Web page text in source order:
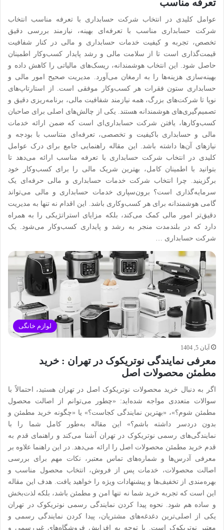
تعرفه مناسب
عوامل کلیدی در انتخاب شرکت حسابداری با تعرفه مناسب انتخاب
شرکت حسابداری مناسب با تعرفه‌ای بهینه، نیازمند بررسی دقیق
تخصص، تجربه و کیفیت خدمات حسابداری و مالی در کنار شفافیت
قیمت‌گذاری است تا از سلامت مالی و رشد پایدار کسب‌وکار اطمینان
حاصل شود. این انتخاب هوشمندانه، ریسک‌های مالیاتی را کاهش داده و
بهینه‌سازی هزینه‌ها را به ارمغان می‌آورد. مدیریت صحیح امور مالی و
حسابداری ستون فقرات هر کسب‌وکار موفقی است. از استارتاپ‌های
نوپا تا شرکت‌های بزرگ، همه نیازمند شفافیت مالی، برنامه‌ریزی دقیق و
تصمیم‌گیری‌های هوشمندانه هستند. یکی از چالش‌های اصلی برای صاحبان
کسب‌وکارها، یافتن شرکت حسابداری‌ای است که ضمن ارائه خدمات
مالی و حسابداری باکیفیت و تخصصی، تعرفه‌ای متناسب با بودجه و
نیازهای آن‌ها داشته باشد. این مقاله راهنمایی جامع برای درک عوامل
کلیدی در انتخاب شرکت حسابداری با تعرفه مناسب ارائه می‌دهد تا
بتوانید با اطمینان کامل، بهترین شریک مالی را برای کسب‌وکار خود
برگزینید. چرا انتخاب شرکت خدمات حسابداری و مالی حرفه‌ای یک
سرمایه‌گذاری است؟ برون‌سپاری خدمات حسابداری و مالی می‌تواند
گامی هوشمندانه برای هر کسب‌وکاری باشد. این اقدام نه تنها به مدیریت
دقیق‌تر امور مالی کمک می‌کند، بلکه مزایای استراتژیکی را به همراه
دارد که در بلندمدت منجر به رشد و پایداری کسب‌وکار می‌شود. یک
شرکت حسابداری …
لوازم خانگی
آبان 5, 1404
معرفی نمایندگی نوتریکوک در تهران : خرید
مطمئن محصولات اصل
اگر به دنبال خرید محصولات نوتریکوک اصل در تهران هستید، احتمالاً با
سوالات متعددی مواجه شده‌اید: «چطور می‌توانم از اصالت محصول
مطمئن شوم؟»، «بهترین نمایندگی کجاست؟» یا «چگونه خرید مطمئن و
بدون دردسر داشته باشم؟» این مقاله به‌طور کامل شما را با
نمایندگی‌های رسمی نوتریکوک در تهران آشنا می‌کند و راهنمای قدم به
قدم خرید مطمئن محصولات اصل را ارائه می‌دهد. در این راهنما علاوه بر
معرفی آدرس‌ها و شماره‌های تماس معتبر، نکات مهم برای بررسی
اصالت محصولات، خدمات پس از فروش، انتخاب محصول مناسب و
بهره‌مندی از تخفیف‌ها و پیشنهادات ویژه را خواهید یافت. هدف این مقاله
این است که تجربه خرید شما نه تنها امن و مطمئن باشد، بلکه لذت‌بخش
و ساده هم شود. نحوه پیدا کردن نمایندگی رسمی نوتریکوک در تهران
یکی از اصلی‌ترین دغدغه‌های مشتریان، پیدا کردن نمایندگی رسمی و
معتبر نوتریکوک است. با توجه به افزایش فروشگاه‌های غیررسمی و